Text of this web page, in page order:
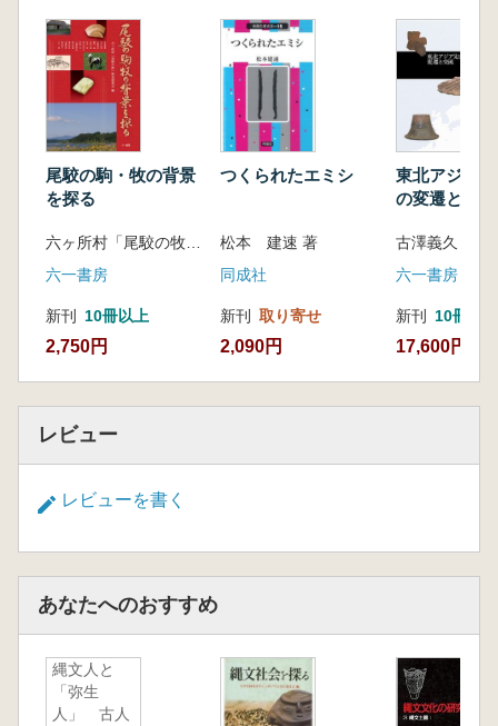
尾駮の駒・牧の背景
を探る
六ヶ所村「尾駮の牧」歴史研究会 編
六一書房
新刊 10冊以上
2,750円
つくられたエミシ
松本 建速 著
同成社
新刊 取り寄せ
2,090円
東北アジア
の変遷と交流
古澤義久 著
六一書房
新刊 10冊以上
17,600円
レビュー
レビューを書く
あなたへのおすすめ
縄文人と
「弥生
人」 古人